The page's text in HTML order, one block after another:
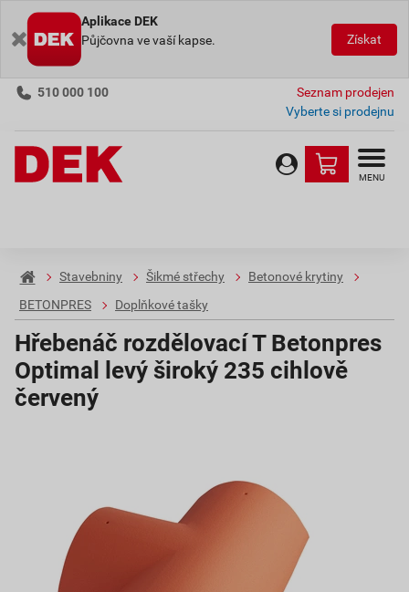
Aplikace DEK
Půjčovna ve vaší kapse.
Získat
510 000 100
Seznam prodejen
Vyberte si prodejnu
MENU
Stavebniny Šikmé střechy
Betonové krytiny
BETONPRES
Doplňkové tašky
Hřebenáč rozdělovací T Betonpres
Optimal levý široký 235 cihlově
červený